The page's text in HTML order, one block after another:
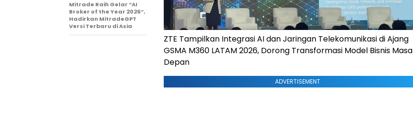
ZTE Tampilkan Integrasi AI dan Jaringan Telekomunikasi di Ajang
GSMA M360 LATAM 2026, Dorong Transformasi Model Bisnis Masa
Depan
ADVERTISEMENT
Mitrade Raih Gelar “AI
Broker of the Year 2026”,
Hadirkan MitradeGPT
Versi Terbaru di Asia